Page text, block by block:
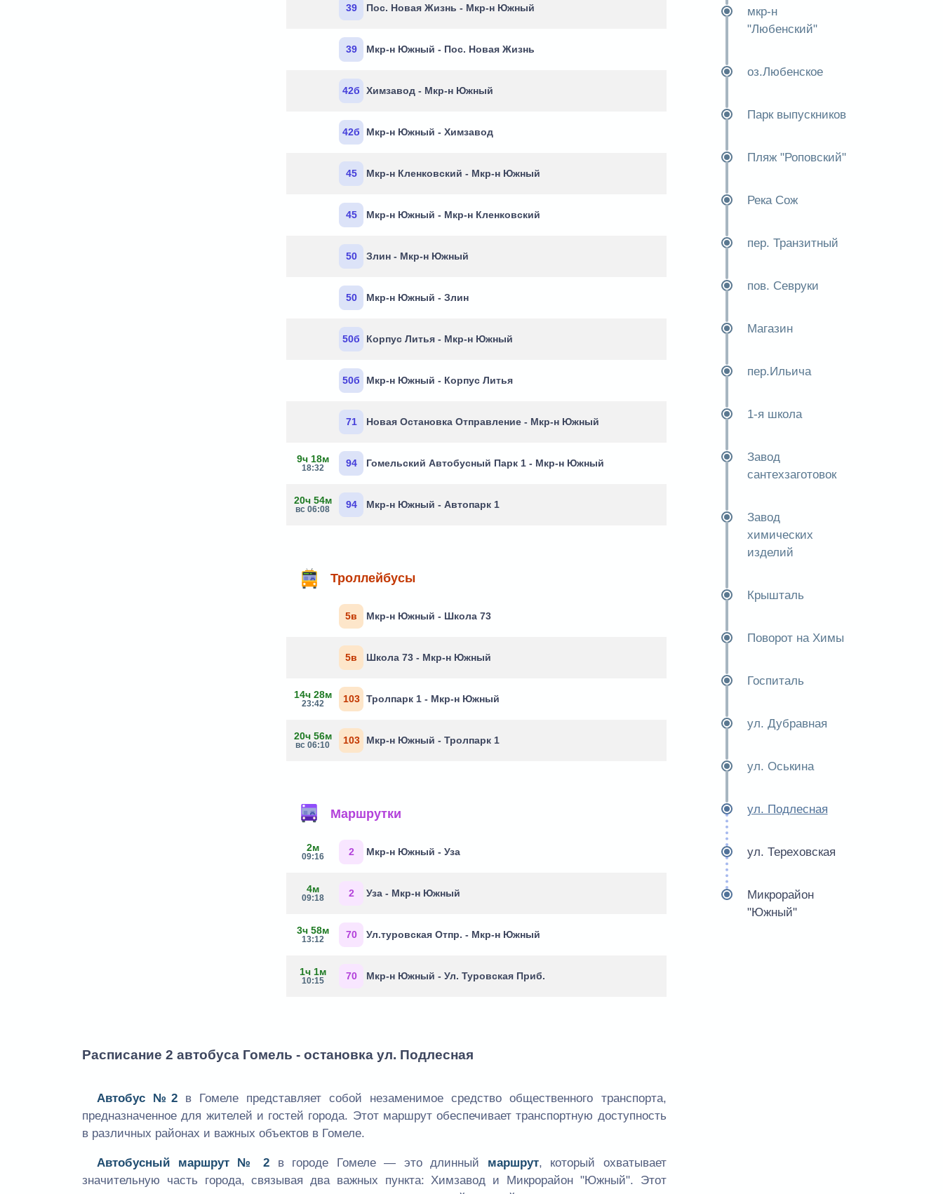
39 Пос. Новая Жизнь - Мкр-н Южный
39 Мкр-н Южный - Пос. Новая Жизнь
42б Химзавод - Мкр-н Южный
42б Мкр-н Южный - Химзавод
45 Мкр-н Кленковский - Мкр-н Южный
45 Мкр-н Южный - Мкр-н Кленковский
50 Злин - Мкр-н Южный
50 Мкр-н Южный - Злин
50б Корпус Литья - Мкр-н Южный
50б Мкр-н Южный - Корпус Литья
71 Новая Остановка Отправление - Мкр-н Южный
9ч 18м
18:32 94 Гомельский Автобусный Парк 1 - Мкр-н Южный
20ч 54м
вс 06:08 94 Мкр-н Южный - Автопарк 1
Троллейбусы
5в Мкр-н Южный - Школа 73
5в Школа 73 - Мкр-н Южный
14ч 28м
23:42 103 Тролпарк 1 - Мкр-н Южный
20ч 56м
вс 06:10 103 Мкр-н Южный - Тролпарк 1
Маршрутки
2м
09:16 2 Мкр-н Южный - Уза
4м
09:18 2 Уза - Мкр-н Южный
3ч 58м
13:12 70 Ул.туровская Отпр. - Мкр-н Южный
1ч 1м
10:15 70 Мкр-н Южный - Ул. Туровская Приб.
Расписание 2 автобуса Гомель - остановка ул. Подлесная
Автобус №2в Гомеле представляет собой незаменимое средство общественного транспорта,
предназначенное для жителей и гостей города. Этот маршрут обеспечивает транспортную доступность
в различных районах и важных объектов в Гомеле.
Автобусный маршрут № 2 в городе Гомеле — это длинный маршрут, который охватывает
значительную часть города, связывая два важных пункта: Химзавод и Микрорайон "Южный". Этот
мкр-н
"Любенский"
оз.Любенское
Парк выпускников
Пляж "Роповский"
Река Сож
пер. Транзитный
пов. Севруки
Магазин
пер.Ильича
1-я школа
Завод
сантехзаготовок
Завод
химических
изделий
Крышталь
Поворот на Химы
Госпиталь
ул. Дубравная
ул. Оськина
ул. Подлесная
ул. Тереховская
Микрорайон
"Южный"